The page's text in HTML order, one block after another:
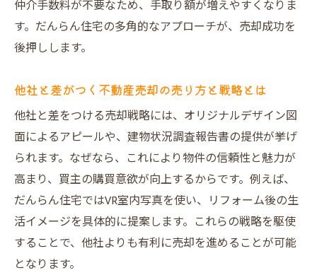
地域密着型の不動産売却支援で満足度アッ
プ
不動産売却で失敗しないパートナー選びの
要点
だんらん住宅が提案する大阪市大正区売却
術
仲介と買取の違いを理解した不動産売却法
売却価格とスピードを両立させる方法とは
トラブル回避のための不動産売却チェック
リスト
仲介手数料が不要なため、手取り額が増えやすくなりま
す。だんらん住宅の多角的なアプローチが、売却成功を
後押しします。
他社と差がつく不動産売却の売り方と戦略とは
他社と差をつける売却戦略には、オリジナルデザイン図
面によるアピールや、建物状況調査報告書の提供が挙げ
られます。なぜなら、これにより物件の信頼性と魅力が
高まり、買主の購買意欲が向上するからです。例えば、
だんらん住宅ではVR室内写真を使い、リフォーム後の生
活イメージを具体的に提案します。これらの戦略を駆使
することで、他社よりも有利に売却を進めることが可能
となります。